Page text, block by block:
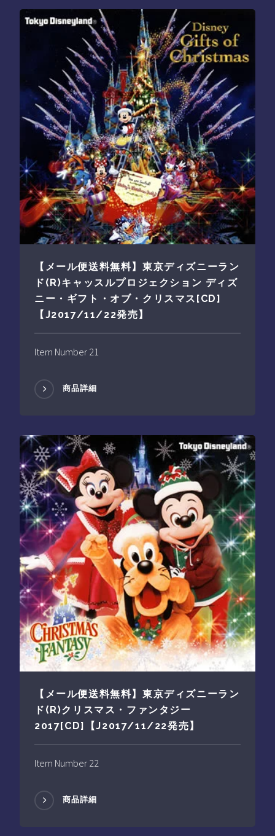
【メール便送料無料】東京ディズニーラン
ド(R)キャッスルプロジェクション ディズ
ニー・ギフト・オブ・クリスマス[CD]
【J2017/11/22発売】
Item Number 21
商品詳細
【メール便送料無料】東京ディズニーラン
ド(R)クリスマス・ファンタジー
2017[CD]【J2017/11/22発売】
Item Number 22
商品詳細